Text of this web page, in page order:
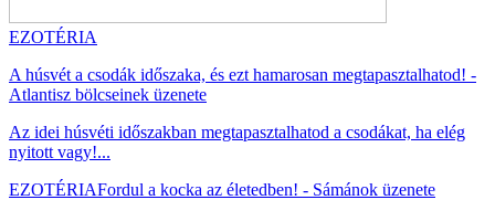
EZOTÉRIA
A húsvét a csodák időszaka, és ezt hamarosan megtapasztalhatod! -
Atlantisz bölcseinek üzenete
Az idei húsvéti időszakban megtapasztalhatod a csodákat, ha elég
nyitott vagy!...
EZOTÉRIAFordul a kocka az életedben! - Sámánok üzenete